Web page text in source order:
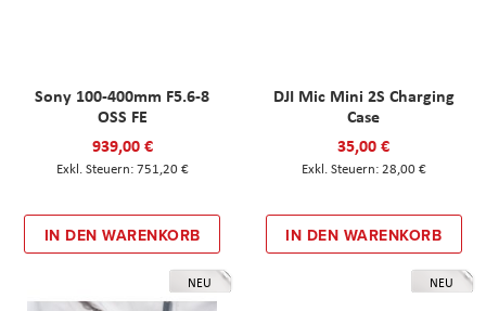
Sony 100-400mm F5.6-8
OSS FE
939,00 €
751,20 €
IN DEN WARENKORB
DJI Mic Mini 2S Charging
Case
35,00 €
28,00 €
IN DEN WARENKORB
NEU NEU